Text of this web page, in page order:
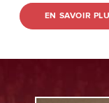
EN SAVOIR